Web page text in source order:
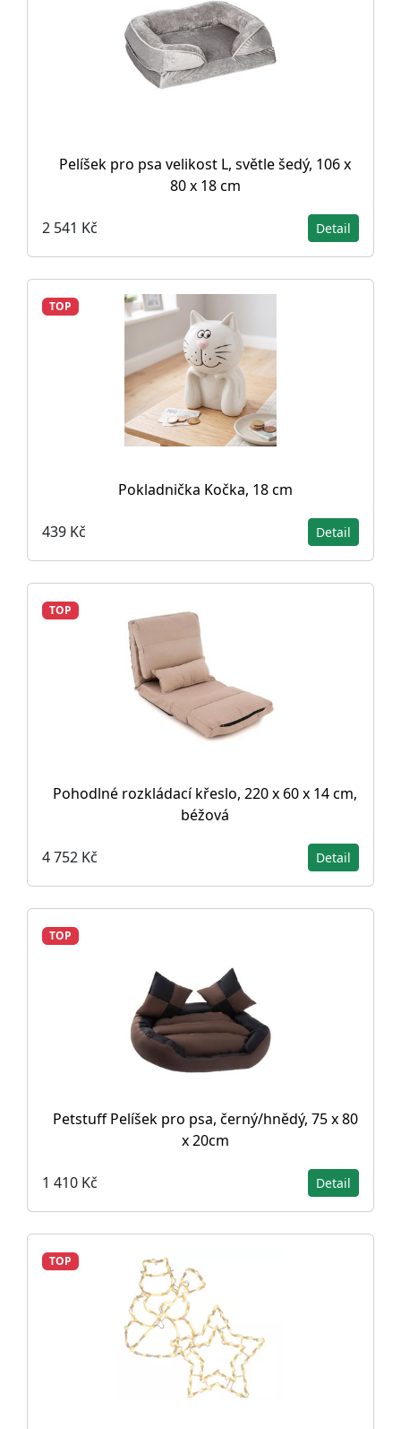
Pelíšek pro psa velikost L, světle šedý, 106 x
80 x 18 cm
2 541 Kč Detail
TOP
Pokladnička Kočka, 18 cm
439 Kč Detail
TOP
Pohodlné rozkládací křeslo, 220 x 60 x 14 cm,
béžová
4 752 Kč Detail
TOP
Petstuff Pelíšek pro psa, černý/hnědý, 75 x 80
x 20cm
1 410 Kč Detail
TOP